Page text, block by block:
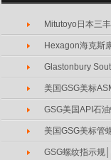
Mitutoyo日本三
Hexagon海克斯
Glastonbury
美国GSG美标
GSG美国API石
美国GSG美标管
GSG螺纹指示规